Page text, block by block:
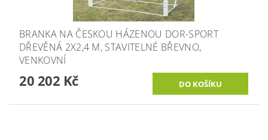
BRANKA NA ČESKOU HÁZENOU DOR-SPORT
DŘEVĚNÁ 2X2,4 M, STAVITELNÉ BŘEVNO,
VENKOVNÍ
20 202 Kč